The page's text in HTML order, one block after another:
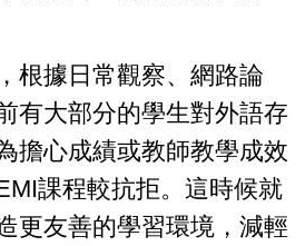
據日常觀察、網路論
有大部分的學生對外語存
擔心成績或教師教學成效
課程較抗拒。這時候就
更友善的學習環境，減輕